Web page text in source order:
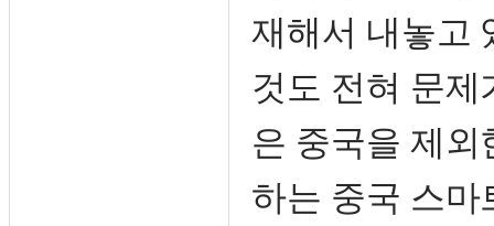
재해서 내놓고
것도 전혀 문
은 중국을 제
하는 중국 스